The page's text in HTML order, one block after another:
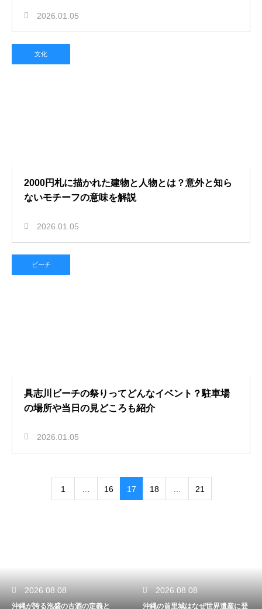
2026.01.05
文化
2000円札に描かれた建物と人物とは？意外と知ら
ないモチーフの意味を解説
2026.01.05
ビーチ
具志川ビーチの祭りってどんなイベント？駐車場
の場所や当日の見どころも紹介
2026.01.05
1 16 17 18 21
2026.08.08
沖縄が誇る泡盛の古酒の定義と
2026.08.08
沖縄の首里城はなぜ世界遺産に登